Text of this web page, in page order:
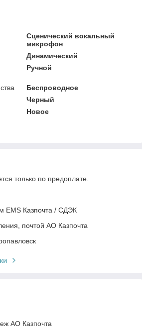
Сценический вокальный
микрофон
Динамический
Ручной
Беспроводное
Черный
Новое
только по предоплате.
EMS Казпочта / СДЭК
почтой АО Казпочта
АО Казпочта